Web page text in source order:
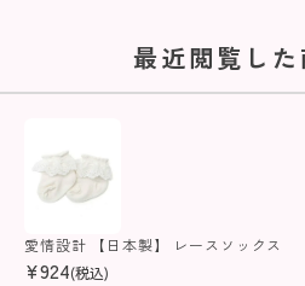
最近閲覧した
愛情設計 【日本製】 レースソックス
¥924(税込)